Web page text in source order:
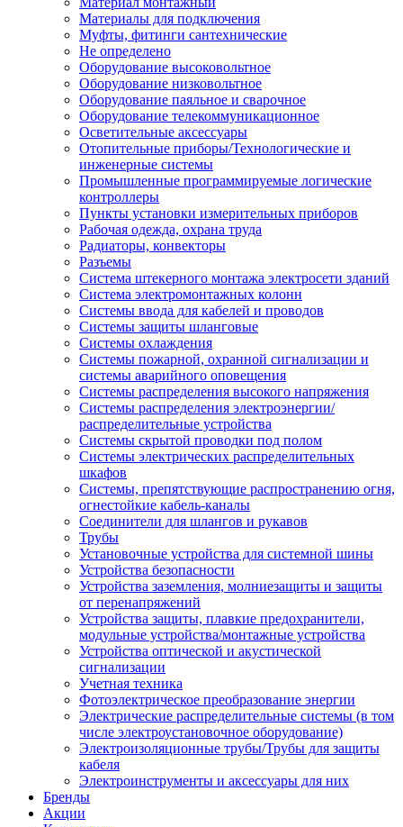
Материалы для подключения
Муфты, фитинги сантехнические
Не определено
Оборудование высоковольтное
Оборудование низковольтное
Оборудование паяльное и сварочное
Оборудование телекоммуникационное
Осветительные аксессуары
Отопительные приборы/Технологические и
инженерные системы
Промышленные программируемые логические
контроллеры
Пункты установки измерительных приборов
Рабочая одежда, охрана труда
Радиаторы, конвекторы
Разъемы
Система штекерного монтажа электросети зданий
Система электромонтажных колонн
Системы ввода для кабелей и проводов
Системы защиты шланговые
Системы охлаждения
Системы пожарной, охранной сигнализации и
системы аварийного оповещения
Системы распределения высокого напряжения
Системы распределения электроэнергии/
распределительные устройства
Системы скрытой проводки под полом
Системы электрических распределительных
шкафов
Системы, препятствующие распространению огня,
огнестойкие кабель-каналы
Соединители для шлангов и рукавов
Трубы
Установочные устройства для системной шины
Устройства безопасности
Устройства заземления, молниезащиты и защиты
от перенапряжений
Устройства защиты, плавкие предохранители,
модульные устройства/монтажные устройства
Устройства оптической и акустической
сигнализации
Учетная техника
Фотоэлектрическое преобразование энергии
Электрические распределительные системы (в том
числе электроустановочное оборудование)
Электроизоляционные трубы/Трубы для защиты
кабеля
Электроинструменты и аксессуары для них
Бренды
Акции